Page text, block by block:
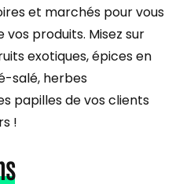
et marchés pour vous
produits. Misez sur
exotiques, épices en
salé, herbes
papilles de vos clients
!